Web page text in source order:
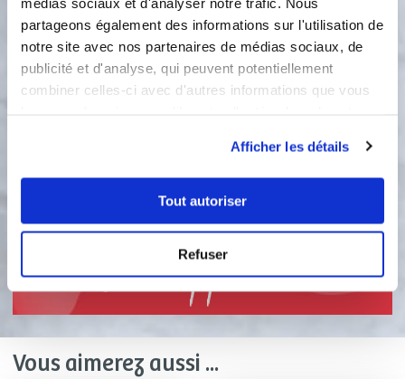
partageons également des informations sur l'utilisation de
notre site avec nos partenaires de médias sociaux, de
publicité et d'analyse, qui peuvent potentiellement
combiner celles-ci avec d'autres informations que vous
Afficher les détails
Tout autoriser
Refuser
saupoudrez de sucre glace. Faites
2
Quand vos barquettes sont cuites
moule barquettes. garnissez vos
ingredients de votre choix. Bonne
dégustation.
Bon appétit !
Vous aimerez aussi ...